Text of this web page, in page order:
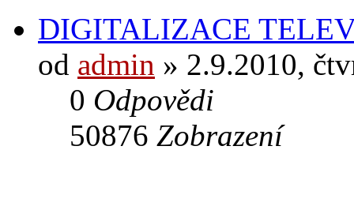
DIGITALIZACE
od admin » 2.9.2010,
0 Odpovědi
50876 Zobrazení